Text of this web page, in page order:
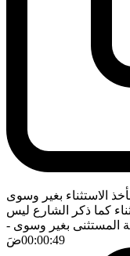
الاستثناء بغير وسوى
كما ذكر الشارع ليس
المستثنى بغير وسوى -
00:00:49ضَ